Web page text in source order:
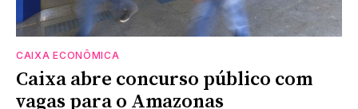
CAIXA ECONÔMICA
Caixa abre concurso público com
vagas para o Amazonas